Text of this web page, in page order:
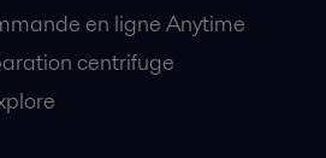
en ligne Anytime
centrifuge